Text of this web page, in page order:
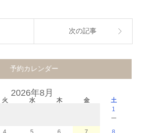
次の記事
予約カレンダー
2026年8月
火 水 木 金
土
1
－